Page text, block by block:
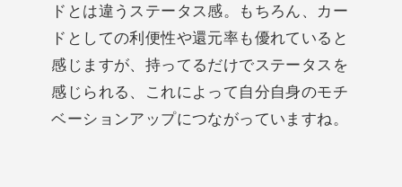
ドとは違うステータス感。もちろん、カー
ドとしての利便性や還元率も優れていると
感じますが、持ってるだけでステータスを
感じられる、これによって自分自身のモチ
ベーションアップにつながっていますね。